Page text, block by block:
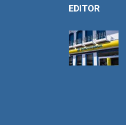
EDITOR